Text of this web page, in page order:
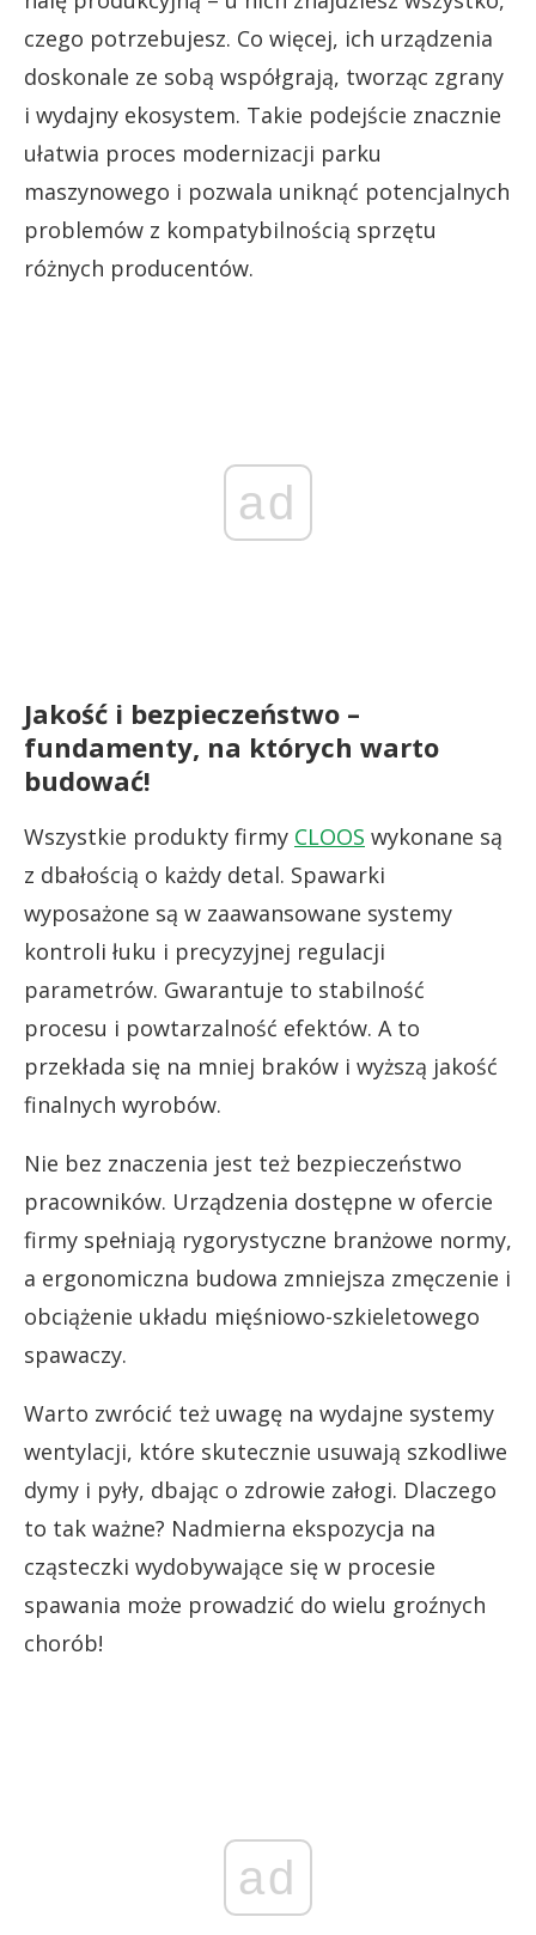
czego potrzebujesz. Co więcej, ich urządzenia
doskonale ze sobą współgrają, tworząc zgrany
i wydajny ekosystem. Takie podejście znacznie
ułatwia proces modernizacji parku
maszynowego i pozwala uniknąć potencjalnych
problemów z kompatybilnością sprzętu
różnych producentów.
ad
Jakość i bezpieczeństwo –
fundamenty, na których warto
budować!
Wszystkie produkty firmy CLOOS wykonane są
z dbałością o każdy detal. Spawarki
wyposażone są w zaawansowane systemy
kontroli łuku i precyzyjnej regulacji
parametrów. Gwarantuje to stabilność
procesu i powtarzalność efektów. A to
przekłada się na mniej braków i wyższą jakość
finalnych wyrobów.
Nie bez znaczenia jest też bezpieczeństwo
pracowników. Urządzenia dostępne w ofercie
firmy spełniają rygorystyczne branżowe normy,
a ergonomiczna budowa zmniejsza zmęczenie i
obciążenie układu mięśniowo-szkieletowego
spawaczy.
Warto zwrócić też uwagę na wydajne systemy
wentylacji, które skutecznie usuwają szkodliwe
dymy i pyły, dbając o zdrowie załogi. Dlaczego
to tak ważne? Nadmierna ekspozycja na
cząsteczki wydobywające się w procesie
spawania może prowadzić do wielu groźnych
chorób!
ad